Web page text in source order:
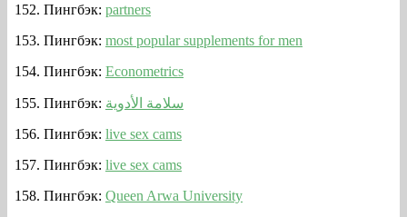
Пингбэк: partners
Пингбэк: most popular supplements for men
Пингбэк: Econometrics
Пингбэк: سلامة الأدوية
Пингбэк: live sex cams
Пингбэк: live sex cams
Пингбэк: Queen Arwa University